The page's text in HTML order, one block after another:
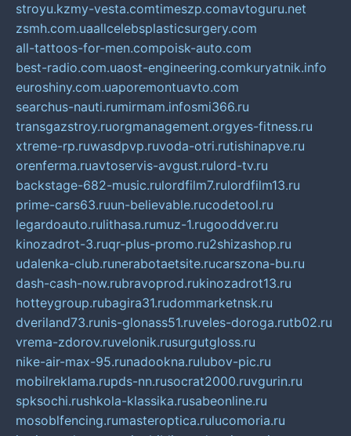
stroyu.kzmy-vesta.comtimeszp.comavtoguru.net
zsmh.com.uaallcelebsplasticsurgery.com
all-tattoos-for-men.compoisk-auto.com
best-radio.com.uaost-engineering.comkuryatnik.info
euroshiny.com.uaporemontuavto.com
searchus-nauti.rumirmam.infosmi366.ru
transgazstroy.ruorgmanagement.orgyes-fitness.ru
xtreme-rp.ruwasdpvp.ruvoda-otri.rutishinapve.ru
orenferma.ruavtoservis-avgust.rulord-tv.ru
backstage-682-music.rulordfilm7.rulordfilm13.ru
prime-cars63.ruun-believable.rucodetool.ru
legardoauto.rulithasa.rumuz-1.rugooddver.ru
kinozadrot-3.ruqr-plus-promo.ru2shizashop.ru
udalenka-club.runerabotaetsite.rucarszona-bu.ru
dash-cash-now.rubravoprod.rukinozadrot13.ru
hotteygroup.rubagira31.rudommarketnsk.ru
dveriland73.runis-glonass51.ruveles-doroga.rutb02.ru
vrema-zdorov.ruvelonik.rusurgutgloss.ru
nike-air-max-95.runadookna.rulubov-pic.ru
mobilreklama.rupds-nn.rusocrat2000.ruvgurin.ru
spksochi.rushkola-klassika.rusabeonline.ru
mosoblfencing.rumasteroptica.rulucomoria.ru